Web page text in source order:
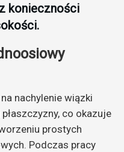
konieczności
nachylenie wiązki
co okazuje
prostych
Podczas pracy